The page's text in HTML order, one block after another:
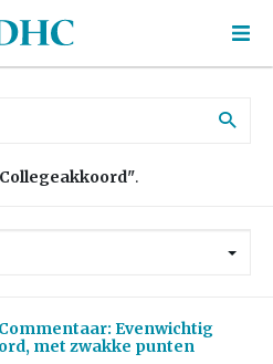
.
Evenwichtig
met zwakke punten